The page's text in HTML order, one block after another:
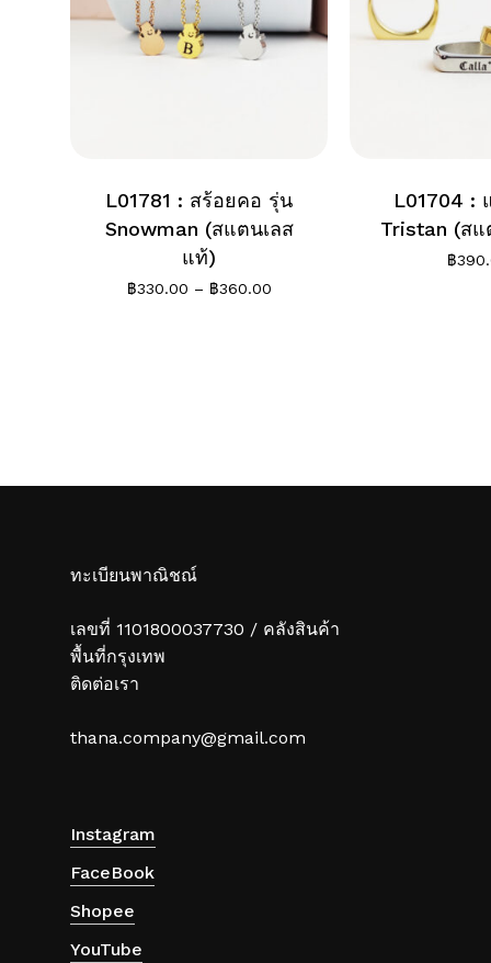
L01781 : สร้อยคอ รุ่น
Snowman (สแตนเลส
แท้)
฿330.00 – ฿360.00Price
L01704 :
Tristan (สแ
฿
ทะเบียนพาณิชณ์
เลขที่ 1101800037730 / คลังสินค้า
พื้นที่กรุงเทพ
ติดต่อเรา
thana.company@gmail.com
Instagram
FaceBook
Shopee
YouTube